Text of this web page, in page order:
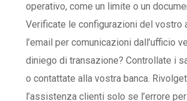
operativo, come un limite o un
Verificate le configurazioni del vostro
l’email per comunicazioni dall’ufficio
diniego di transazione? Controllate i
o contattate alla vostra banca.
l’assistenza clienti solo se l’errore